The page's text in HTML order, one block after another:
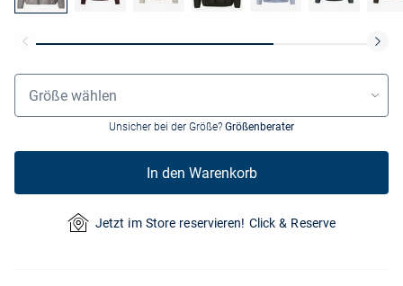
Größenauswahl
Größe wählen
Unsicher bei der Größe? Größenberater
In den Warenkorb
Jetzt im Store reservieren! Click & Reserve